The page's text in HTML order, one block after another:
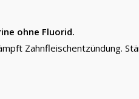
ohne Fluorid.
Zahnfleischentzündung.